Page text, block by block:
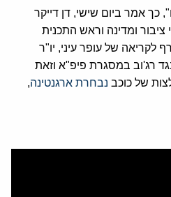
כך אמר ביום שישי, דן דייקר
ציבור ומדינה וראש התכנית
לקריאה של עופר עיני, יו"ר
רג'וב במסגרת פיפ"א וזאת
של כוכב נבחרת ארגנטינה,